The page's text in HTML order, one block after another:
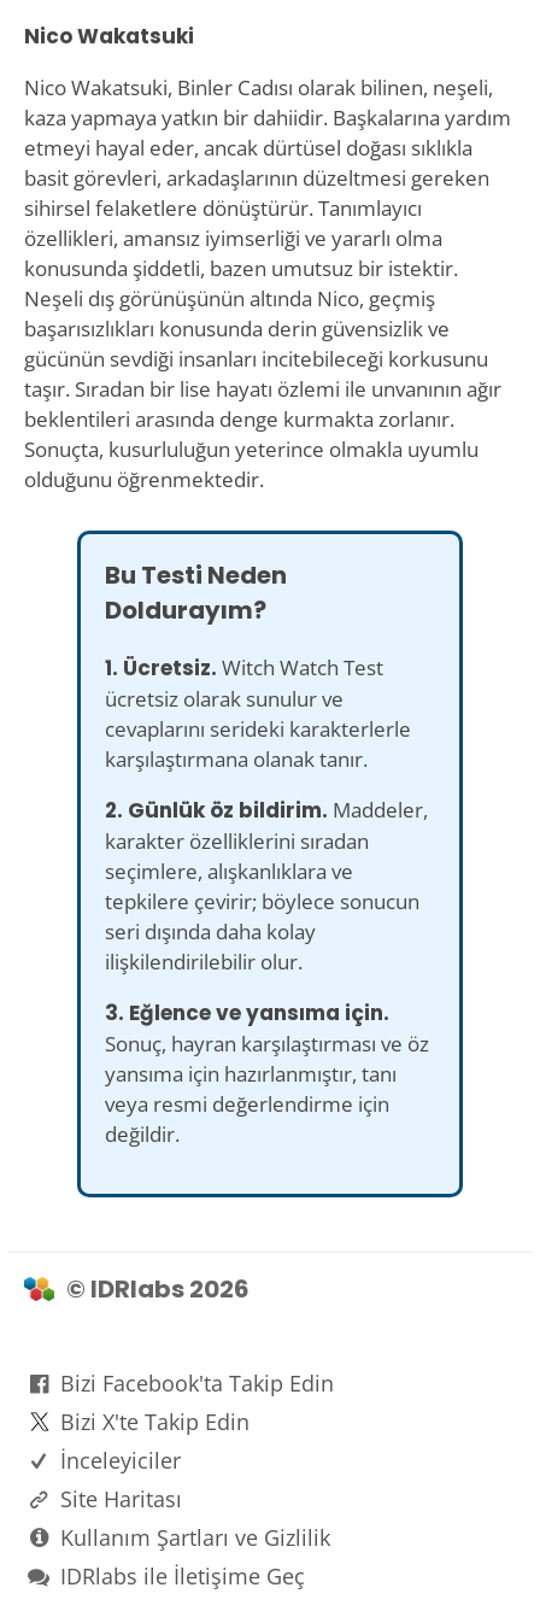
Nico Wakatsuki
Nico Wakatsuki, Binler Cadısı olarak bilinen, neşeli,
kaza yapmaya yatkın bir dahiidir. Başkalarına yardım
etmeyi hayal eder, ancak dürtüsel doğası sıklıkla
basit görevleri, arkadaşlarının düzeltmesi gereken
sihirsel felaketlere dönüştürür. Tanımlayıcı
özellikleri, amansız iyimserliği ve yararlı olma
konusunda şiddetli, bazen umutsuz bir istektir.
Neşeli dış görünüşünün altında Nico, geçmiş
başarısızlıkları konusunda derin güvensizlik ve
gücünün sevdiği insanları incitebileceği korkusunu
taşır. Sıradan bir lise hayatı özlemi ile unvanının ağır
beklentileri arasında denge kurmakta zorlanır.
Sonuçta, kusurluluğun yeterince olmakla uyumlu
olduğunu öğrenmektedir.
Bu Testi Neden
Doldurayım?
1. Ücretsiz. Witch Watch Test
ücretsiz olarak sunulur ve
cevaplarını serideki karakterlerle
karşılaştırmana olanak tanır.
2. Günlük öz bildirim. Maddeler,
karakter özelliklerini sıradan
seçimlere, alışkanlıklara ve
tepkilere çevirir; böylece sonucun
seri dışında daha kolay
ilişkilendirilebilir olur.
3. Eğlence ve yansıma için.
Sonuç, hayran karşılaştırması ve öz
yansıma için hazırlanmıştır, tanı
veya resmi değerlendirme için
değildir.
© IDRlabs 2026
Bizi Facebook'ta Takip Edin
Bizi X'te Takip Edin
İnceleyiciler
Site Haritası
Kullanım Şartları ve Gizlilik
IDRlabs ile İletişime Geç